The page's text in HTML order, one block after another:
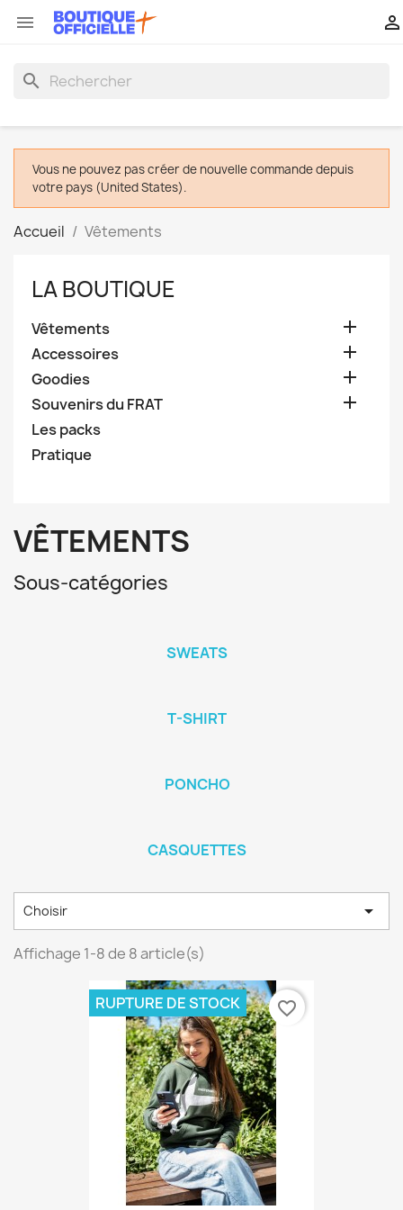
 
search
Vous ne pouvez pas créer de nouvelle commande depuis
votre pays (United States).
Accueil Vêtements
LA BOUTIQUE
Vêtements 
Accessoires 
Goodies 
Souvenirs du FRAT 
Les packs
Pratique
VÊTEMENTS
Sous-catégories
SWEATS
T-SHIRT
PONCHO
CASQUETTES
Choisir 
Affichage 1-8 de 8 article(s)
RUPTURE DE STOCK favorite_border